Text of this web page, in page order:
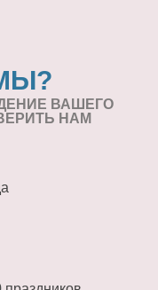
ВАШЕГО
НАМ